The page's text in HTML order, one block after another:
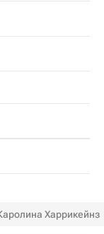
Харрикейнз